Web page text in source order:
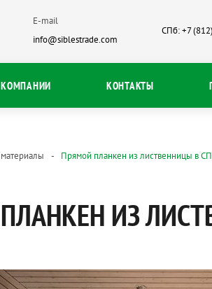
КОНТАКТЫ
E-mail
info@siblestrade.com
СПб: +7
Прямой планкен из лиственницы в
ИЗ